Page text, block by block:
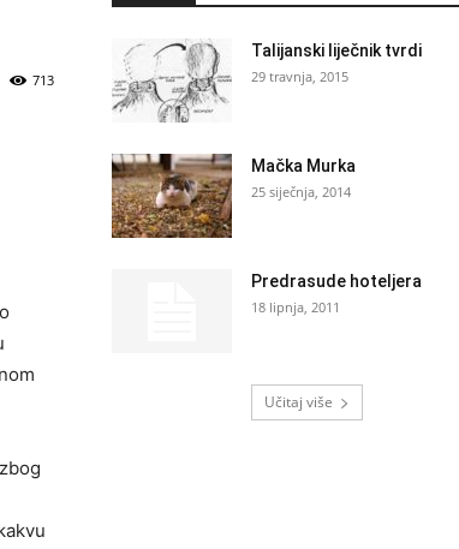
713
Talijanski liječnik tvrdi
29 travnja, 2015
Mačka Murka
25 siječnja, 2014
Predrasude hoteljera
18 lipnja, 2011
Učitaj više